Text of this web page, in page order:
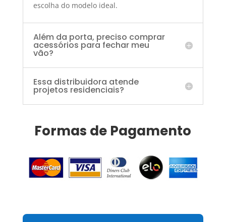
escolha do modelo ideal.
Além da porta, preciso comprar
acessórios para fechar meu
vão?
Essa distribuidora atende
projetos residenciais?
Formas de Pagamento